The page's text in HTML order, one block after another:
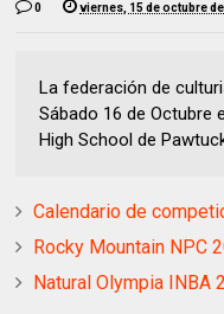
0 viernes, 15 de octubre
La federación de
Sábado 16 de Octubre
High School de
Calendario de
Rocky Mountain NPC
Natural Olympia INBA